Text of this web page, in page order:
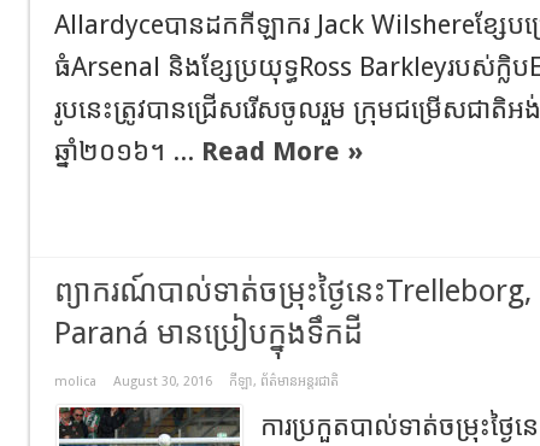
Allardyceបានដកកីឡាករ Jack Wilshereខ្សែបម្រ
ធំArsenal និងខ្សែប្រយុទ្ធRoss Barkleyរបស់ក្លិ
រូបនេះត្រូវបានជ្រើសរើសចូលរួម ក្រុមជម្រើសជាតិអង់
ឆ្នាំ២០១៦។ ... Read More »
ព្យាករណ៍បាល់ទាត់ចម្រុះថ្ងៃនេះ
Paraná មានប្រៀបក្នុងទឹកដី
molica August 30, 2016 កីឡា, ព័ត៌មានអន្តរជាតិ
ការប្រកួតបាល់ទាត់ចម្រុះថ្ង